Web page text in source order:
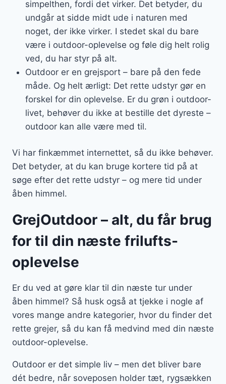
simpelthen, fordi det virker. Det betyder, du
undgår at sidde midt ude i naturen med
noget, der ikke virker. I stedet skal du bare
være i outdoor-oplevelse og føle dig helt rolig
ved, du har styr på alt.
Outdoor er en grejsport – bare på den fede
måde. Og helt ærligt: Det rette udstyr gør en
forskel for din oplevelse. Er du grøn i outdoor-
livet, behøver du ikke at bestille det dyreste –
outdoor kan alle være med til.
Vi har finkæmmet internettet, så du ikke behøver.
Det betyder, at du kan bruge kortere tid på at
søge efter det rette udstyr – og mere tid under
åben himmel.
GrejOutdoor – alt, du får brug
for til din næste frilufts-
oplevelse
Er du ved at gøre klar til din næste tur under
åben himmel? Så husk også at tjekke i nogle af
vores mange andre kategorier, hvor du finder det
rette grejer, så du kan få medvind med din næste
outdoor-oplevelse.
Outdoor er det simple liv – men det bliver bare
dét bedre, når soveposen holder tæt, rygsækken